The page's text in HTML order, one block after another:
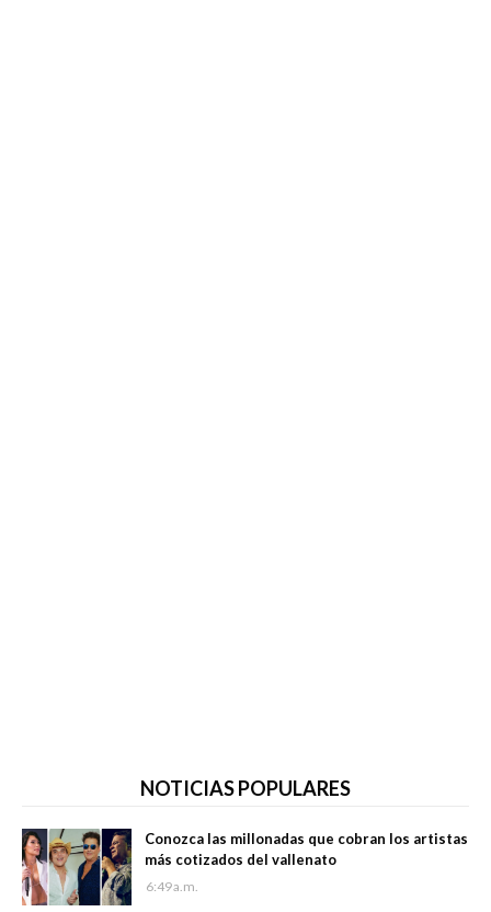
NOTICIAS POPULARES
Conozca las millonadas que cobran los artistas
más cotizados del vallenato
6:49 a.m.